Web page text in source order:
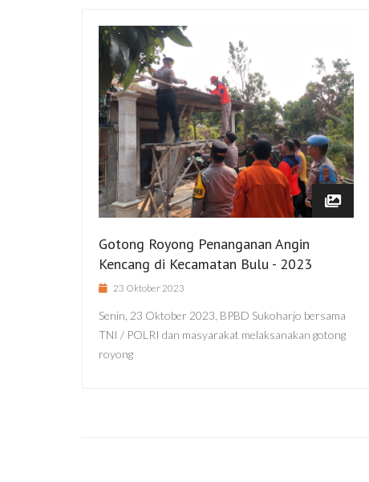
Gotong Royong Penanganan Angin
Kencang di Kecamatan Bulu - 2023
23 Oktober 2023
Senin, 23 Oktober 2023, BPBD Sukoharjo bersama
TNI / POLRI dan masyarakat melaksanakan gotong
royong